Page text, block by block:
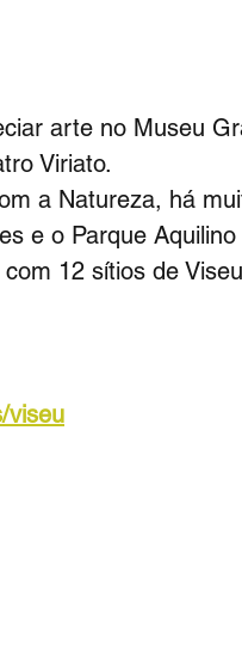
arte no Museu
Viriato.
a Natureza, há
e o Parque
12 sítios de
viseu